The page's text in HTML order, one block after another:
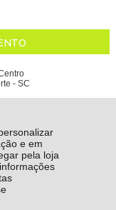
e em
pela loja
- SC